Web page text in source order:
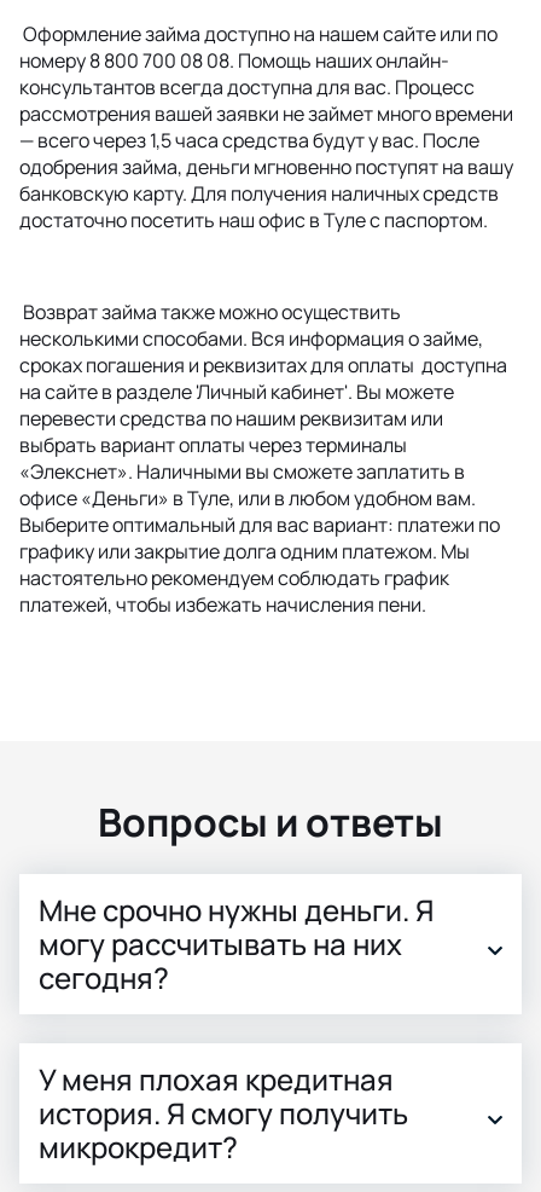
Оформление займа доступно на нашем сайте или по
номеру 8 800 700 08 08. Помощь наших онлайн-
консультантов всегда доступна для вас. Процесс
рассмотрения вашей заявки не займет много времени
— всего через 1,5 часа средства будут у вас. После
одобрения займа, деньги мгновенно поступят на вашу
банковскую карту. Для получения наличных средств
достаточно посетить наш офис в Туле с паспортом.
Возврат займа также можно осуществить
несколькими способами. Вся информация о займе,
сроках погашения и реквизитах для оплаты доступна
на сайте в разделе 'Личный кабинет'. Вы можете
перевести средства по нашим реквизитам или
выбрать вариант оплаты через терминалы
«Элекснет». Наличными вы сможете заплатить в
офисе «Деньги» в Туле, или в любом удобном вам.
Выберите оптимальный для вас вариант: платежи по
графику или закрытие долга одним платежом. Мы
настоятельно рекомендуем соблюдать график
платежей, чтобы избежать начисления пени.
Вопросы и ответы
Мне срочно нужны деньги. Я
могу рассчитывать на них
сегодня?
У меня плохая кредитная
история. Я смогу получить
микрокредит?